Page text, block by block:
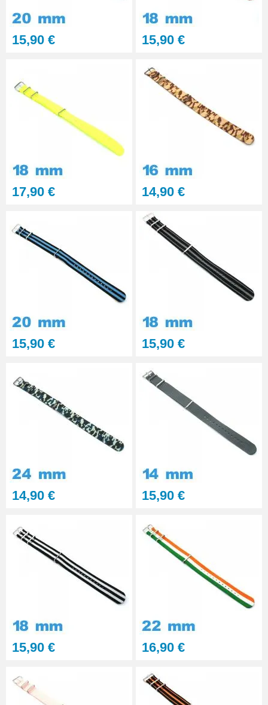
Multifonction
23,90 €
15,90 € 15,90 €
17,90 € 14,90 €
15,90 € 15,90 €
14,90 € 15,90 €
15,90 € 16,90 €